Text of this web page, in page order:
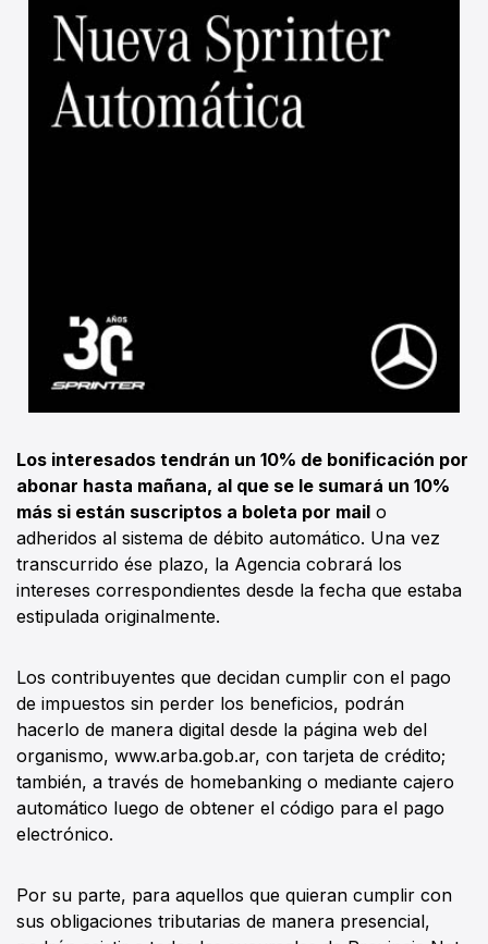
Los interesados tendrán un 10% de bonificación por
abonar hasta mañana, al que se le sumará un 10%
más si están suscriptos a boleta por mail o
adheridos al sistema de débito automático. Una vez
transcurrido ése plazo, la Agencia cobrará los
intereses correspondientes desde la fecha que estaba
estipulada originalmente.
Los contribuyentes que decidan cumplir con el pago
de impuestos sin perder los beneficios, podrán
hacerlo de manera digital desde la página web del
organismo, www.arba.gob.ar, con tarjeta de crédito;
también, a través de homebanking o mediante cajero
automático luego de obtener el código para el pago
electrónico.
Por su parte, para aquellos que quieran cumplir con
sus obligaciones tributarias de manera presencial,